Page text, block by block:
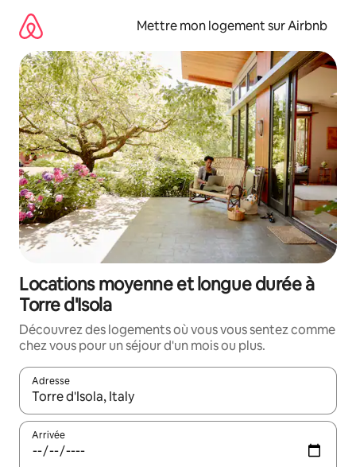
directement
contenu
Mettre mon logement sur Airbnb
Locations moyenne et longue durée à
Torre d'Isola
Découvrez des logements où vous vous sentez comme
chez vous pour un séjour d'un mois ou plus.
Adresse
Lorsque les résultats s'affichent, utilisez les flèches vers le
Arrivée